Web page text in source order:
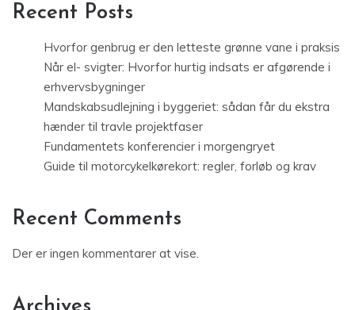
Recent Posts
Hvorfor genbrug er den letteste grønne vane i praksis
Når el- svigter: Hvorfor hurtig indsats er afgørende i
erhvervsbygninger
Mandskabsudlejning i byggeriet: sådan får du ekstra
hænder til travle projektfaser
Fundamentets konferencier i morgengryet
Guide til motorcykelkørekort: regler, forløb og krav
Recent Comments
Der er ingen kommentarer at vise.